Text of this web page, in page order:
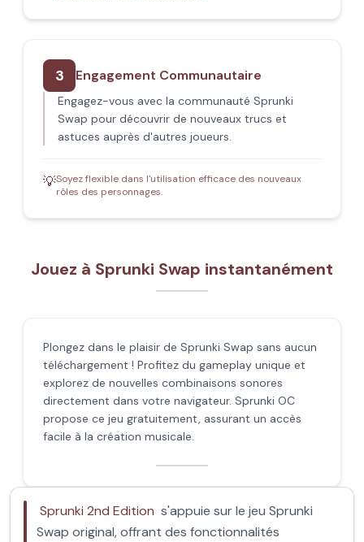
3 Engagement Communautaire
Engagez-vous avec la communauté Sprunki
Swap pour découvrir de nouveaux trucs et
astuces auprès d'autres joueurs.
💡Soyez flexible dans l'utilisation efficace des nouveaux
rôles des personnages.
Jouez à Sprunki Swap instantanément
Plongez dans le plaisir de Sprunki Swap sans aucun
téléchargement ! Profitez du gameplay unique et
explorez de nouvelles combinaisons sonores
directement dans votre navigateur. Sprunki OC
propose ce jeu gratuitement, assurant un accès
facile à la création musicale.
Sprunki 2nd Edition s'appuie sur le jeu Sprunki
Swap original, offrant des fonctionnalités